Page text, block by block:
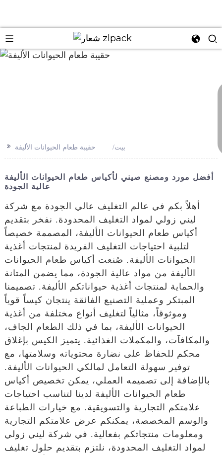
>> بيت حقيبة طعام الحيوانات الأليفة
أفضل مورد ومصنع صيني لأكياس طعام الحيوانات الأليفة
عالية الجودة
أهلاً بكم في عالم التغليف عالي الجودة مع شركة
ليني زولي لمواد التغليف المحدودة. نفخر بتقديم
أكياس طعام الحيوانات الأليفة، المصممة خصيصاً
لتلبية احتياجات التغليف الفريدة لمنتجات أغذية
الحيوانات الأليفة. صُنعت أكياس طعام الحيوانات
الأليفة من مواد عالية الجودة، مما يضمن المتانة
والحماية لمنتجات أغذية حيواناتكم الأليفة. تصميمنا
المبتكر وعملية التصنيع الفائقة ينتجان كيساً قوياً
وموثوقاً، مثالياً لتغليف أنواع مختلفة من أغذية
الحيوانات الأليفة، بما في ذلك الطعام الجاف،
والمكافآت، والمكملات الغذائية. يتميز الكيس بإغلاق
محكم للحفاظ على نضارة محتوياته وسلامتها، مع
توفير سهولة التعامل لمالكي الحيوانات الأليفة.
بالإضافة إلى تصميمه العملي، يمكن تخصيص أكياس
طعام الحيوانات الأليفة لدينا لتناسب احتياجات
علامتكم التجارية والتسويقية. مع خيارات الطباعة
والوسم المخصصة، يمكنكم عرض علامتكم التجارية
ومعلومات منتجاتكم بفعالية. في شركة ليني زولي
لمواد التغليف المحدودة، نلتزم بتقديم حلول تغليف